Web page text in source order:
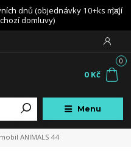
dnů (objednávky 10+ks mají
domluvy)
Menu
0
0 Kč
ANIMALS 44